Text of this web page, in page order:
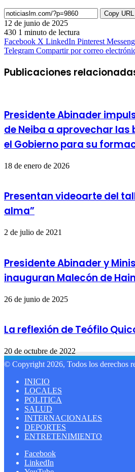
Copy URL
12 de junio de 2025
430 1 minuto de lectura
Facebook X LinkedIn Pinterest
Telegram Compartir por correo
Publicaciones
Presidente Abinader
de Neiba a aprovechar las
el Gobierno para su
18 de enero de 2026
Presentan videoarte del
alma”
2 de julio de 2021
Presidente Abinader y
inauguran Malecón de
26 de junio de 2025
La reflexión de Teófilo
20 de octubre de 2022
© Copyright 2026, Todos los derechos
INICIO
LOCALES
POLITICA
SALUD
INTERNACIONALES
DEPORTES
ENTRETENIMIENTO
Facebook
LinkedIn